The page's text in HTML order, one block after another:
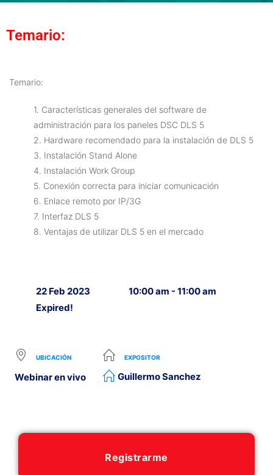
Temario:
Temario:
1. Características generales del software de
administración para los paneles DSC DLS 5
2. Hardware recomendado para la instalación de DLS 5
3. Instalación Stand Alone
4. Instalación Work Group
5. Conexión correcta para iniciar comunicación
6. Enlace remoto por IP/3G
7. Interfaz DLS 5
8. Ventajas de utilizar DLS 5 en el mercado
22 Feb 2023
Expired!
10:00 am - 11:00 am
UBICACIÓN
Webinar en vivo
EXPOSITOR
Guillermo Sanchez
Registrarme